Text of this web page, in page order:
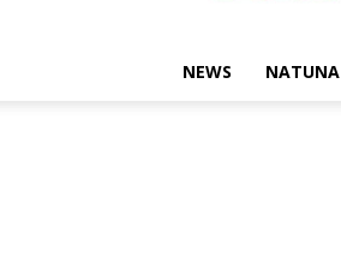
NEWS NATUNA